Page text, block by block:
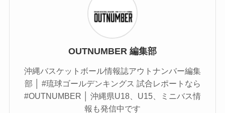
OUTNUMBER 編集部
沖縄バスケットボール情報誌アウトナンバー編集
部 │ #琉球ゴールデンキングス 試合レポートなら
#OUTNUMBER │ 沖縄県U18、U15、ミニバス情
報も発信中です